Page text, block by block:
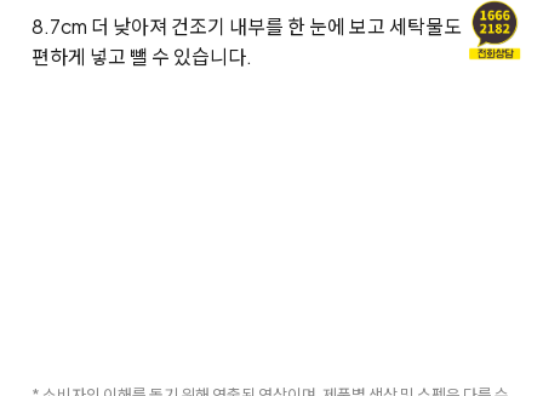
8.7cm 더 낮아져 건조기 내부를 한 눈에 보고 세탁물도
편하게 넣고 뺄 수 있습니다.